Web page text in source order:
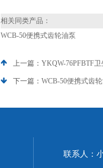
相关同类产品：
WCB-50便携式齿轮油泵
上一篇： YKQW-76PFBTF
下一篇： WCB-50便携式齿
联系人：